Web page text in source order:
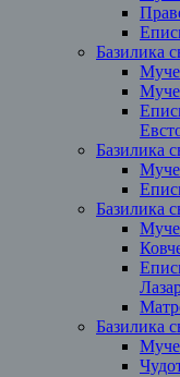
Базилика
Базилика
Базилика
Базилика